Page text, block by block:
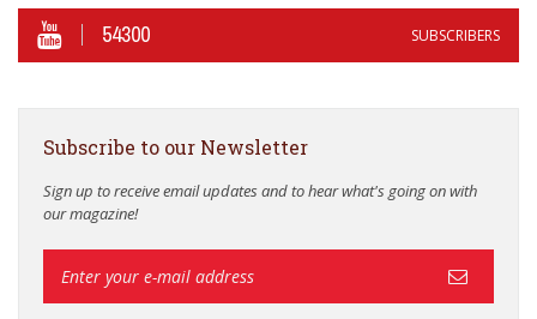
54300 SUBSCRIBERS
Subscribe to our Newsletter
Sign up to receive email updates and to hear what's going on with
our magazine!